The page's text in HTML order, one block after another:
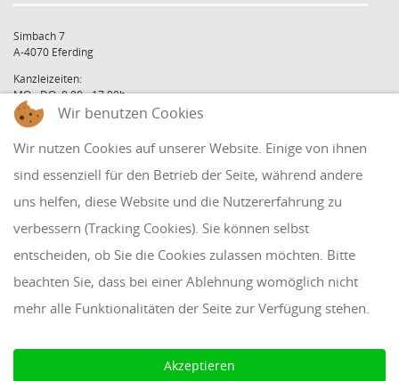
Simbach 7
A-4070 Eferding
Kanzleizeiten:
MO - DO: 8:00 - 17:00h
FR: 8:00 - 12:00h
Tel: +43 7272 39 79 - 0
Fax: +43 7272 39 79 - 9
QUICKLINKS
Klientenbereich
Disclaimer
AAB 2018
Wir benutzen Cookies
Wir nutzen Cookies auf unserer Website. Einige von ihnen
sind essenziell für den Betrieb der Seite, während andere
uns helfen, diese Website und die Nutzererfahrung zu
verbessern (Tracking Cookies). Sie können selbst
entscheiden, ob Sie die Cookies zulassen möchten. Bitte
beachten Sie, dass bei einer Ablehnung womöglich nicht
mehr alle Funktionalitäten der Seite zur Verfügung stehen.
Akzeptieren